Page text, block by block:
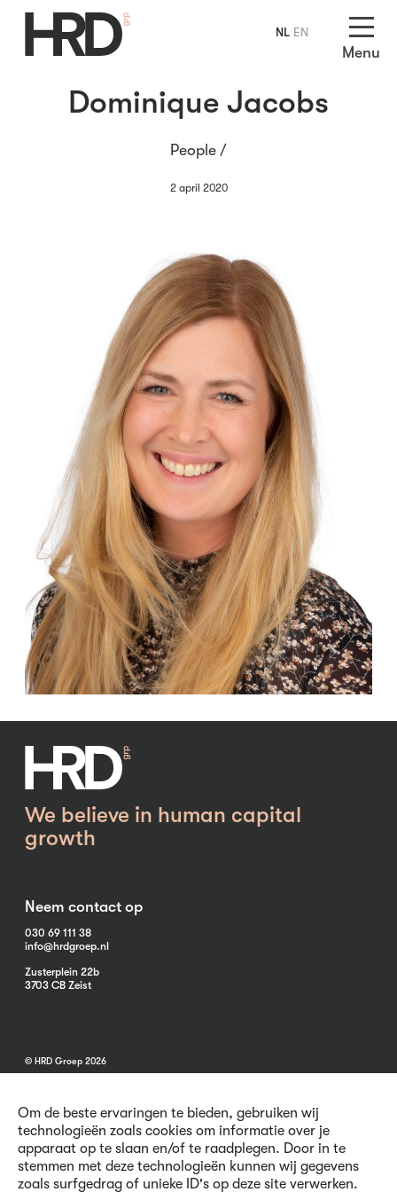
Om de beste ervaringen te bieden, gebruiken wij
technologieën zoals cookies om informatie over je
apparaat op te slaan en/of te raadplegen. Door in te
stemmen met deze technologieën kunnen wij gegevens
zoals surfgedrag of unieke ID's op deze site verwerken.
Menu
Dominique Jacobs
People /
2 april 2020
We believe in human capital
growth
Neem contact op
030 69 111 38
info@hrdgroep.nl
Zusterplein 22b
3703 CB Zeist
© HRD Groep 2026
Algemene informatie
NL EN